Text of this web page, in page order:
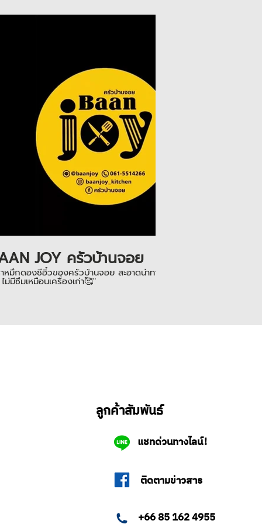
JOY ครัวบ้านจอย
หมึกดองซีอิ๋วของครัวบ้านจอย สะอาดน่าทานมากๆ ใช้เครื่องปิดฝากระป๋อง รุ่น
ม่มีซึมเหมือนเครื่องเก่า🥰"
ลูกค้าสัมพันธ์
แชทด่วนทางไลน์!
ติดตามข่าวสาร
+66 85 162 4955